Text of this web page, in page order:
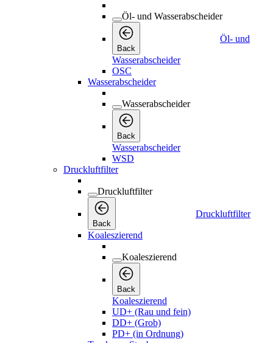
Öl- und Wasserabscheider
Back
Öl- und
Wasserabscheider
OSC
Wasserabscheider
Wasserabscheider
Back
Wasserabscheider
WSD
Druckluftfilter
Druckluftfilter
Back
Druckluftfilter
Koaleszierend
Koaleszierend
Back
Koaleszierend
UD+ (Rau und fein)
DD+ (Grob)
PD+ (in Ordnung)